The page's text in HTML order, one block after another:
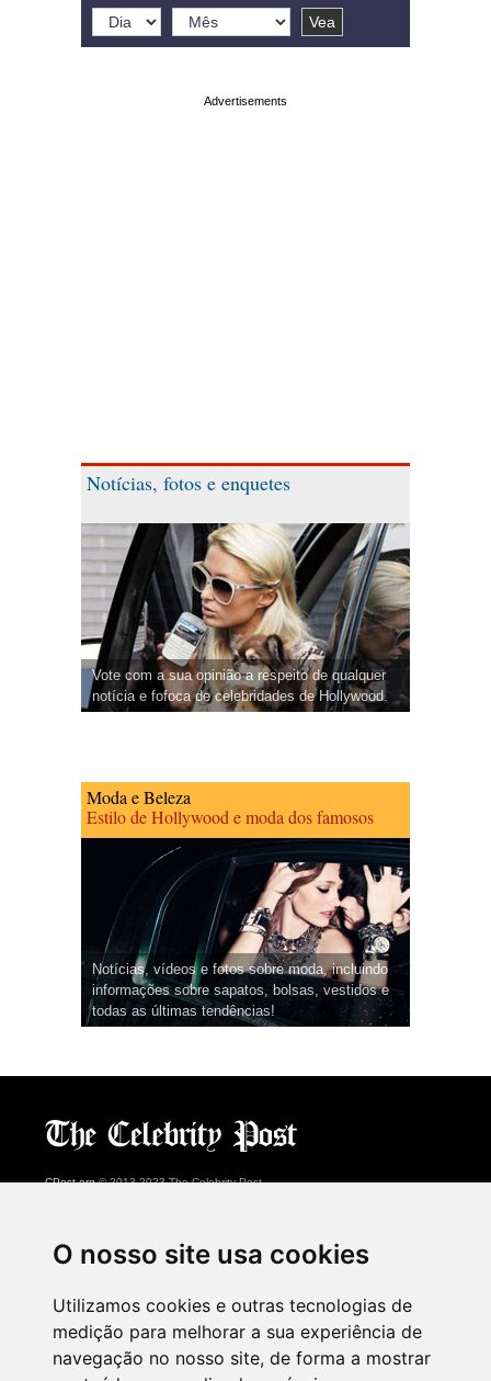
O nosso site usa cookies
Utilizamos cookies e outras tecnologias de
medição para melhorar a sua experiência de
navegação no nosso site, de forma a mostrar
Notícias, fotos e enquetes
Vote com a sua opinião a respeito de qualquer
notícia e fofoca de celebridades de Hollywood.
Moda e Beleza
Estilo de Hollywood e moda dos famosos
Notícias, vídeos e fotos sobre moda, incluindo
informações sobre sapatos, bolsas, vestidos e
todas as últimas tendências!
CPost.org© 2013-2023 The Celebrity Post.
About Us
Advertising
Contact Us